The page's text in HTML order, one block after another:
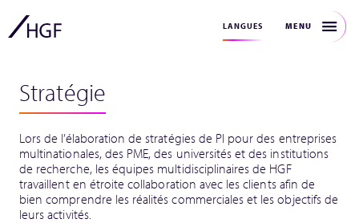
LANGUES MENU
Stratégie
Lors de l’élaboration de stratégies de PI pour des entreprises
multinationales, des PME, des universités et des institutions
de recherche, les équipes multidisciplinaires de HGF
travaillent en étroite collaboration avec les clients afin de
bien comprendre les réalités commerciales et les objectifs de
leurs activités.